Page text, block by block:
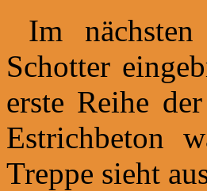
Im
Schotter
erste Reihe
Estrichbeton
Treppe sieht